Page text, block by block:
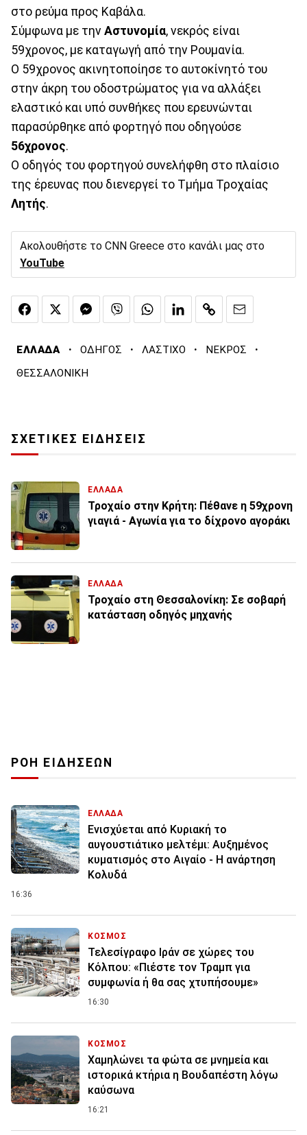
στο ρεύμα προς Καβάλα.
Σύμφωνα με την Αστυνομία, νεκρός είναι
59χρονος, με καταγωγή από την Ρουμανία.
Ο 59χρονος ακινητοποίησε το αυτοκίνητό του
στην άκρη του οδοστρώματος για να αλλάξει
ελαστικό και υπό συνθήκες που ερευνώνται
παρασύρθηκε από φορτηγό που οδηγούσε
56χρονος.
Ο οδηγός του φορτηγού συνελήφθη στο πλαίσιο
της έρευνας που διενεργεί το Τμήμα Τροχαίας
Λητής.
Ακολουθήστε το CNN Greece στο κανάλι μας στο
YouTube
ΕΛΛΑΔΑ · ΟΔΗΓΟΣ · ΛΑΣΤΙΧΟ · ΝΕΚΡΟΣ ·
ΘΕΣΣΑΛΟΝΙΚΗ
ΣΧΕΤΙΚΕΣ ΕΙΔΗΣΕΙΣ
ΕΛΛΑΔΑ
Τροχαίο στην Κρήτη: Πέθανε η 59χρονη
γιαγιά - Αγωνία για το δίχρονο αγοράκι
ΕΛΛΑΔΑ
Τροχαίο στη Θεσσαλονίκη: Σε σοβαρή
κατάσταση οδηγός μηχανής
ΡΟΗ ΕΙΔΗΣΕΩΝ
ΕΛΛΑΔΑ
Ενισχύεται από Κυριακή το
αυγουστιάτικο μελτέμι: Αυξημένος
κυματισμός στο Αιγαίο - Η ανάρτηση
Κολυδά
16:36
ΚΟΣΜΟΣ
Τελεσίγραφο Ιράν σε χώρες του
Κόλπου: «Πιέστε τον Τραμπ για
συμφωνία ή θα σας χτυπήσουμε»
16:30
ΚΟΣΜΟΣ
Χαμηλώνει τα φώτα σε μνημεία και
ιστορικά κτήρια η Βουδαπέστη λόγω
καύσωνα
16:21